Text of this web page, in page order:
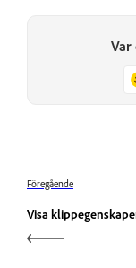
Var
Föregående
Visa